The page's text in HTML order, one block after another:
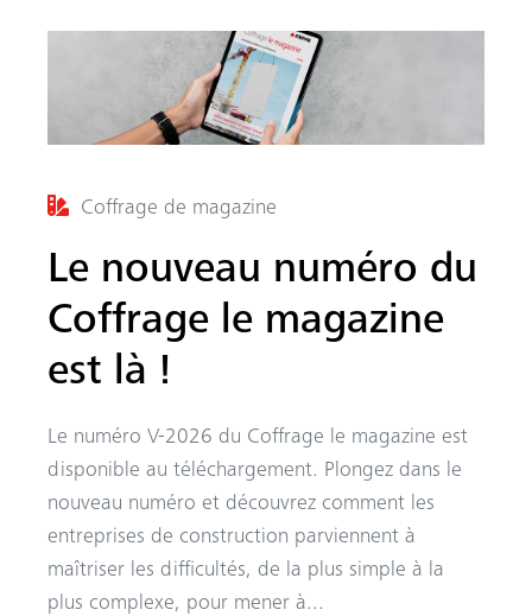
Coffrage de magazine
Le nouveau numéro du
Coffrage le magazine
est là !
Le numéro V-2026 du Coffrage le magazine est
disponible au téléchargement. Plongez dans le
nouveau numéro et découvrez comment les
entreprises de construction parviennent à
maîtriser les difficultés, de la plus simple à la
plus complexe, pour mener à...